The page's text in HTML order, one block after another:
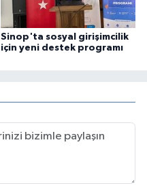
Sinop'ta sosyal girişimcilik
için yeni destek programı